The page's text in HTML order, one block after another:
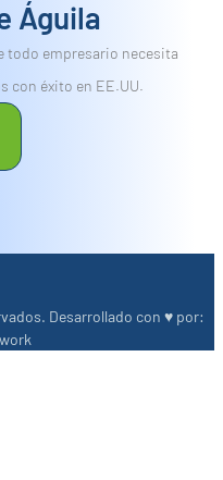
Águila
todo empresario necesita
con éxito en EE.UU.
Desarrollado con ♥︎ por: